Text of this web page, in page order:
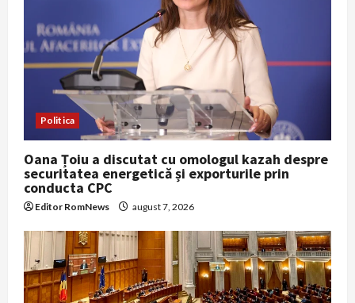
Politica
Oana Țoiu a discutat cu omologul kazah despre
securitatea energetică și exporturile prin
conducta CPC
Editor RomNews august 7, 2026